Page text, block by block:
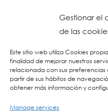
Gestionar el
de las
Este sitio web utiliza Cookies
finalidad de mejorar nuestros
relacionada con sus
partir de sus hábitos de
obtener más información y
Manage services